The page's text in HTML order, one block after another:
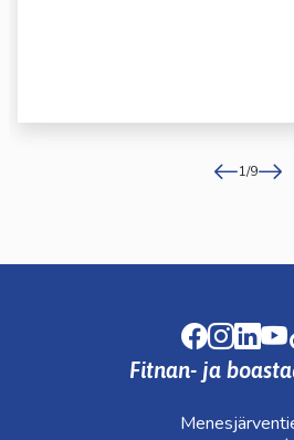
1/9
Fitnan- ja